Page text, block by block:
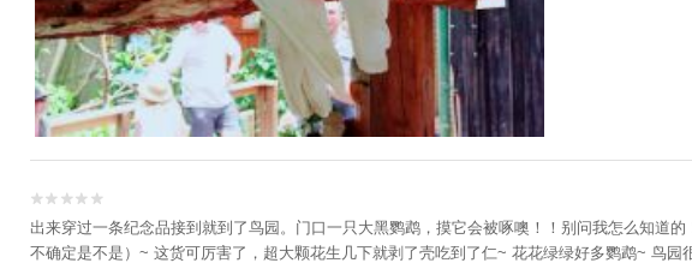


出来穿过一条纪念品接到就到了鸟园。门口一只大黑鹦鹉，摸它会被啄噢！！别问我怎么知道
不确定是不是）~ 这货可厉害了，超大颗花生几下就剥了壳吃到了仁~ 花花绿绿好多鹦鹉~ 鸟